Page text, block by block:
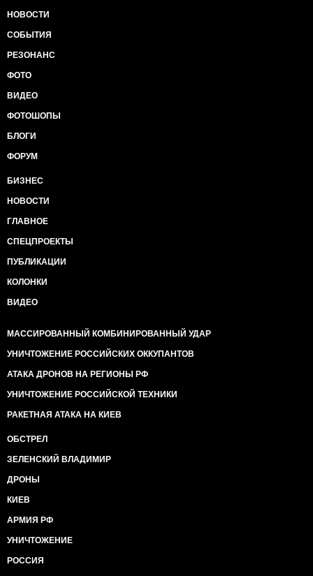
НОВОСТИ
СОБЫТИЯ
РЕЗОНАНС
ФОТО
ВИДЕО
ФОТОШОПЫ
БЛОГИ
ФОРУМ
БИЗНЕС
НОВОСТИ
ГЛАВНОЕ
СПЕЦПРОЕКТЫ
ПУБЛИКАЦИИ
КОЛОНКИ
ВИДЕО
МАССИРОВАННЫЙ КОМБИНИРОВАННЫЙ УДАР
УНИЧТОЖЕНИЕ РОССИЙСКИХ ОККУПАНТОВ
АТАКА ДРОНОВ НА РЕГИОНЫ РФ
УНИЧТОЖЕНИЕ РОССИЙСКОЙ ТЕХНИКИ
РАКЕТНАЯ АТАКА НА КИЕВ
ОБСТРЕЛ
ЗЕЛЕНСКИЙ ВЛАДИМИР
ДРОНЫ
КИЕВ
АРМИЯ РФ
УНИЧТОЖЕНИЕ
РОССИЯ